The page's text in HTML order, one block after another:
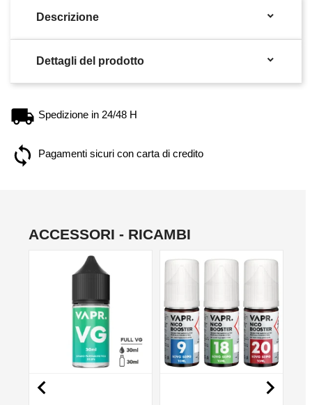
Descrizione 
Dettagli del prodotto 
Spedizione in 24/48 H
Pagamenti sicuri con carta di credito
ACCESSORI - RICAMBI
 